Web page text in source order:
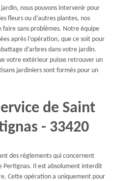
nous pouvons intervenir pour
fleurs ou d’autres plantes, nos
sans problèmes. Notre équipe
après l’opération, que ce soit pour
d’arbres dans votre jardin.
votre extérieur puisse retrouver un
jardiniers sont formés pour un
de Saint
- 33420
des règlements qui concernent
Pertignas. Il est absolument interdit
Cette opération a uniquement pour